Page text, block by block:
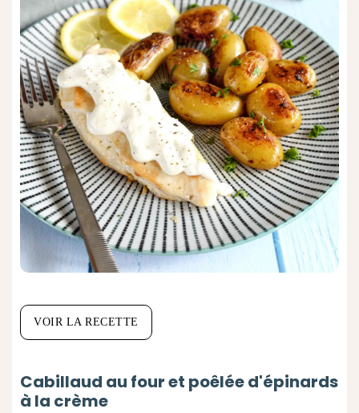
VOIR LA RECETTE
Cabillaud au four et poêlée d'épinards
à la crème